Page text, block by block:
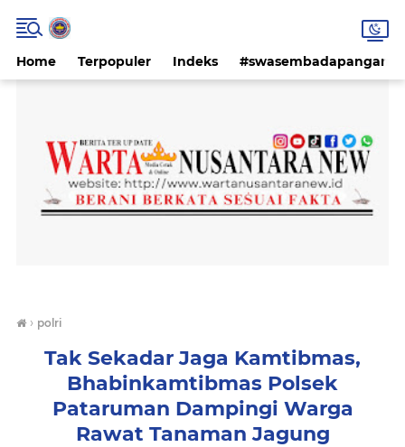
Home Terpopuler Indeks #swasembadapangan
› polri
Tak Sekadar Jaga Kamtibmas,
Bhabinkamtibmas Polsek
Pataruman Dampingi Warga
Rawat Tanaman Jagung